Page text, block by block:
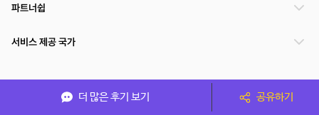
더 많은 후기 보기 공유하기
파트너쉽
서비스 제공 국가
(주)NSPACE 사업자정보